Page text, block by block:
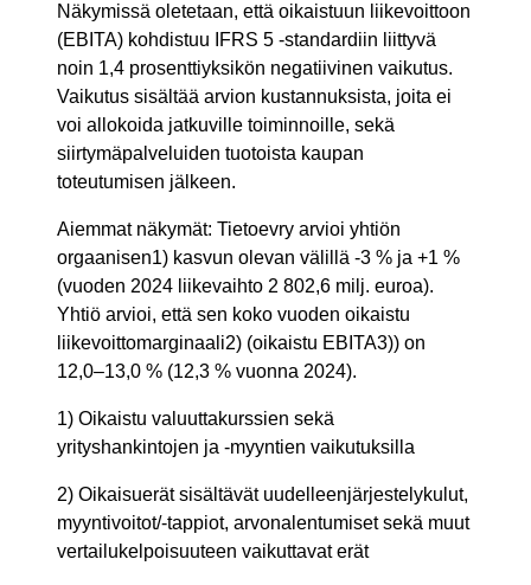
Näkymissä oletetaan, että oikaistuun liikevoittoon
(EBITA) kohdistuu IFRS 5 -standardiin liittyvä
noin 1,4 prosenttiyksikön negatiivinen vaikutus.
Vaikutus sisältää arvion kustannuksista, joita ei
voi allokoida jatkuville toiminnoille, sekä
siirtymäpalveluiden tuotoista kaupan
toteutumisen jälkeen.
Aiemmat näkymät: Tietoevry arvioi yhtiön
orgaanisen1) kasvun olevan välillä -3 % ja +1 %
(vuoden 2024 liikevaihto 2 802,6 milj. euroa).
Yhtiö arvioi, että sen koko vuoden oikaistu
liikevoittomarginaali2) (oikaistu EBITA3)) on
12,0–13,0 % (12,3 % vuonna 2024).
1) Oikaistu valuuttakurssien sekä
yrityshankintojen ja -myyntien vaikutuksilla
2) Oikaisuerät sisältävät uudelleenjärjestelykulut,
myyntivoitot/-tappiot, arvonalentumiset sekä muut
vertailukelpoisuuteen vaikuttavat erät